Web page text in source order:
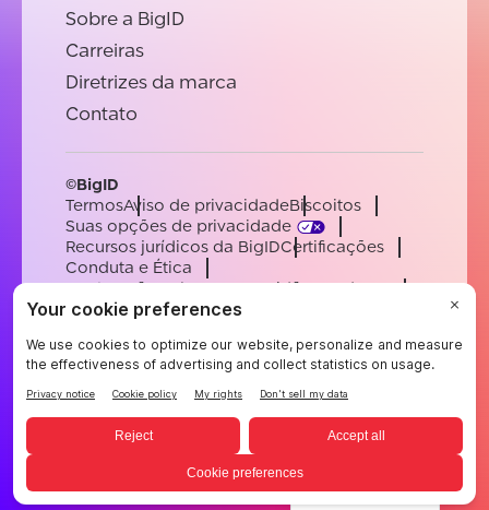
Sobre a BigID
Carreiras
Diretrizes da marca
Contato
©BigID
TermosAviso de privacidadeBiscoitos
Suas opções de privacidade
Recursos jurídicos da BigIDCertificações
Conduta e Ética
Declaração sobre a escravidão moderna
SubprocessadoresApoiar
EnglishGermanFrenchSpanishPortuguese
Portuguese